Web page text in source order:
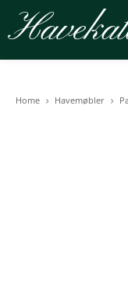
Home Havemøbler